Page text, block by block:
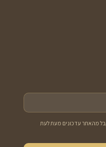
מהאתר עדכונים מעת לעת